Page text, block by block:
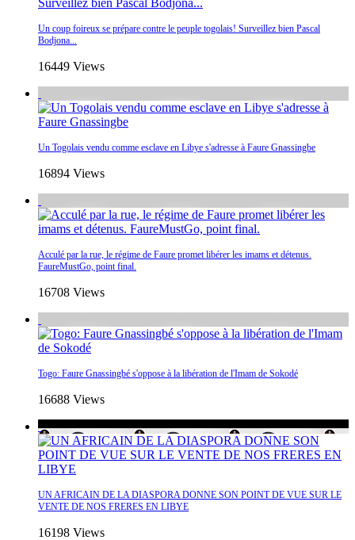
Un coup foireux se prépare contre le peuple togolais! Surveillez bien Pascal
Bodjona...
16449 Views
Un Togolais vendu comme esclave en Libye s'adresse à Faure Gnassingbe
16894 Views
Acculé par la rue, le régime de Faure promet libérer les imams et détenus.
FaureMustGo, point final.
16708 Views
Togo: Faure Gnassingbé s'oppose à la libération de l'Imam de Sokodé
16688 Views
UN AFRICAIN DE LA DIASPORA DONNE SON POINT DE VUE SUR LE
VENTE DE NOS FRERES EN LIBYE
16198 Views